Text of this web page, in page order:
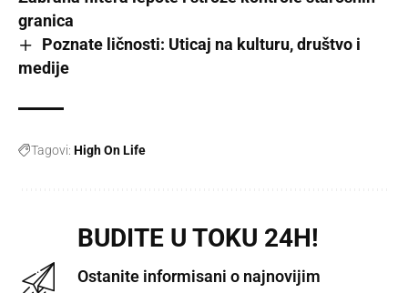
granica
Poznate ličnosti: Uticaj na kulturu, društvo i
medije
Tagovi: High On Life
BUDITE U TOKU 24H!
Ostanite informisani o najnovijim